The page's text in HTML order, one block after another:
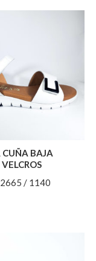
BAJA
2665 / 1140